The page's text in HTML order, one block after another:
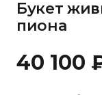
Букет
пиона
40 100